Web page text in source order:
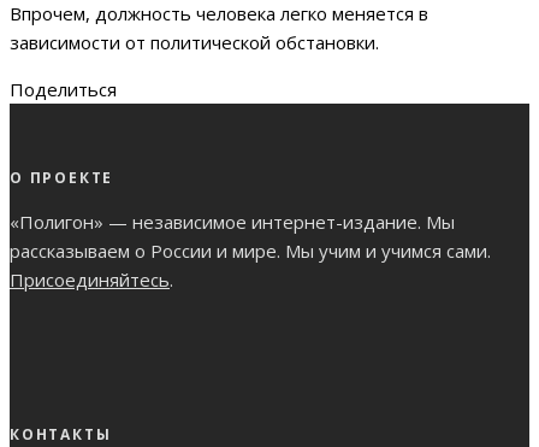
Впрочем, должность человека легко меняется в
зависимости от политической обстановки.
Поделиться
О ПРОЕКТЕ
«Полигон» — независимое интернет-издание. Мы
рассказываем о России и мире. Мы учим и учимся сами.
Присоединяйтесь.
КОНТАКТЫ